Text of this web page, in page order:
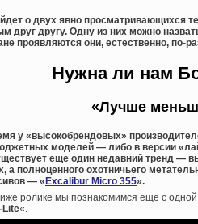
о двух явно просматривающихся
друг другу. Одну из них можно
проявляются они, естественно, по-
Нужна ли нам
«Лучше
у «высокобрендовых»
моделей — либо в версии
еще один недавний тренд —
а полноценного охотничьего
— « Excalibur Micro 355».
ролике мы познакомимся еще с
Lite«.